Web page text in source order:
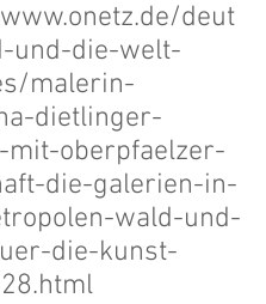
deut
und-die-welt-
malerin-
dietlinger-
mit-oberpfaelzer-
die-galerien-in-
wald-und-
die-kunst-